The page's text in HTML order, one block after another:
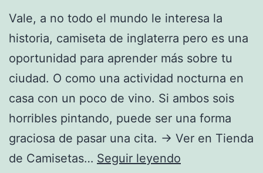
Vale, a no todo el mundo le interesa la
historia, camiseta de inglaterra pero es una
oportunidad para aprender más sobre tu
ciudad. O como una actividad nocturna en
casa con un poco de vino. Si ambos sois
horribles pintando, puede ser una forma
graciosa de pasar una cita. → Ver en Tienda
de Camisetas… Seguir leyendo